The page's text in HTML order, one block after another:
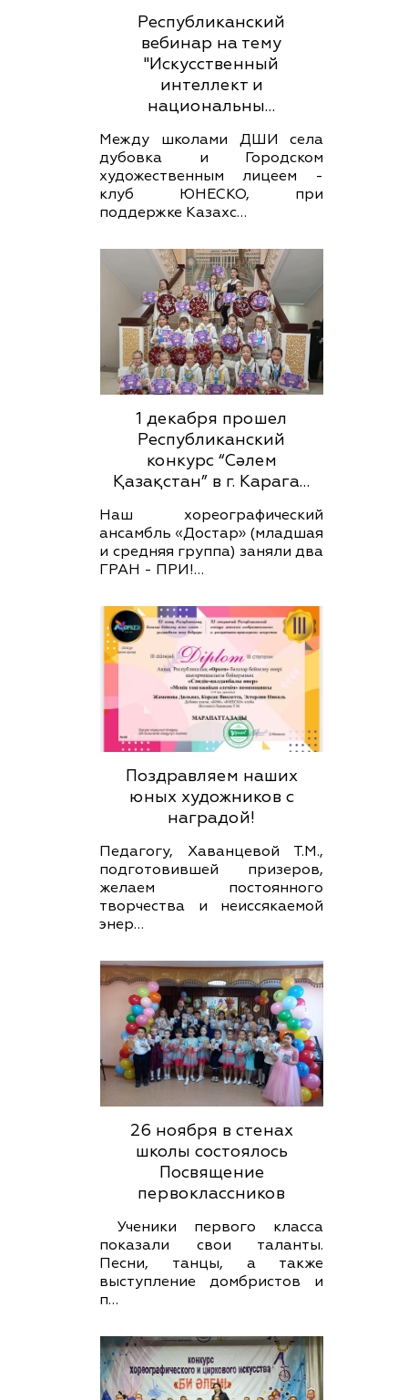
Республиканский
вебинар на тему
"Искусственный
интеллект и
национальны…
Между школами ДШИ села
дубовка и Городском
художественным лицеем -
клуб ЮНЕСКО, при
поддержке Казахс…
1 декабря прошел
Республиканский
конкурс “Сәлем
Қазақстан” в г. Карага…
Наш хореографический
ансамбль «Достар» (младшая
и средняя группа) заняли два
ГРАН - ПРИ!…
Поздравляем наших
юных художников с
наградой!
Педагогу, Хаванцевой Т.М.,
подготовившей призеров,
желаем постоянного
творчества и неиссякаемой
энер…
26 ноября в стенах
школы состоялось
Посвящение
первоклассников
Ученики первого класса
показали свои таланты.
Песни, танцы, а также
выступление домбристов и
п…